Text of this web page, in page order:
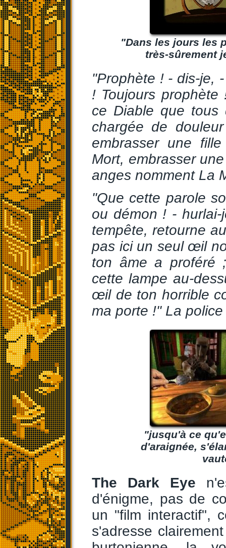
"Dans les jours les
très-sûrement
"Prophète ! - dis-je,
! Toujours
ce Diable que tous
chargée de
embrasser une
Mort, embrasser
anges nomment La
"Que cette parole
ou démon ! -
tempête, retourne
pas ici un seul œil
ton âme a proféré
cette lampe au-
œil de ton horrible
ma porte !" La
"jusqu'à ce
d'araignée,
The Dark Eye
d'énigme, pas de
un "film interactif",
s'adresse